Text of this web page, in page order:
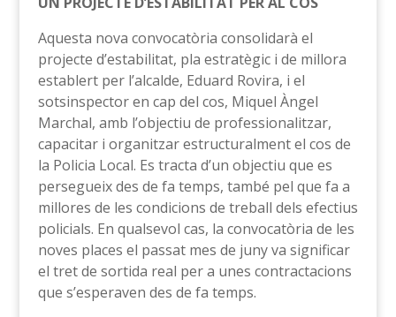
Aquesta nova convocatòria consolidarà el
projecte d’estabilitat, pla estratègic i de millora
establert per l’alcalde, Eduard Rovira, i el
sotsinspector en cap del cos, Miquel Àngel
Marchal, amb l’objectiu de professionalitzar,
capacitar i organitzar estructuralment el cos de
la Policia Local. Es tracta d’un objectiu que es
persegueix des de fa temps, també pel que fa a
millores de les condicions de treball dels efectius
policials. En qualsevol cas, la convocatòria de les
noves places el passat mes de juny va significar
el tret de sortida real per a unes contractacions
que s’esperaven des de fa temps.